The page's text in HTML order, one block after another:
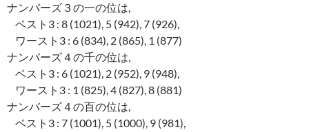
ナンバーズ３の一の位は,
ベスト3 : 8 (1021), 5 (942), 7 (926),
ワースト3 : 6 (834), 2 (865), 1 (877)
ナンバーズ４の千の位は,
ベスト3 : 6 (1021), 2 (952), 9 (948),
ワースト3 : 1 (825), 4 (827), 8 (881)
ナンバーズ４の百の位は,
ベスト3 : 7 (1001), 5 (1000), 9 (981),